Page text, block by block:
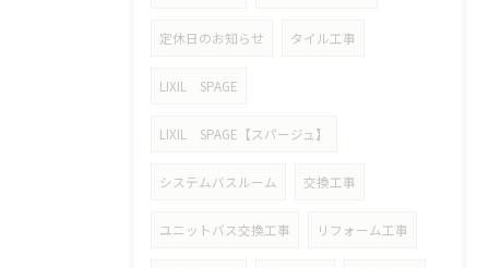
定休日のお知らせ タイル工事
LIXIL SPAGE
LIXIL SPAGE【スパージュ】
システムバスルーム 交換工事
ユニットバス交換工事 リフォーム工事